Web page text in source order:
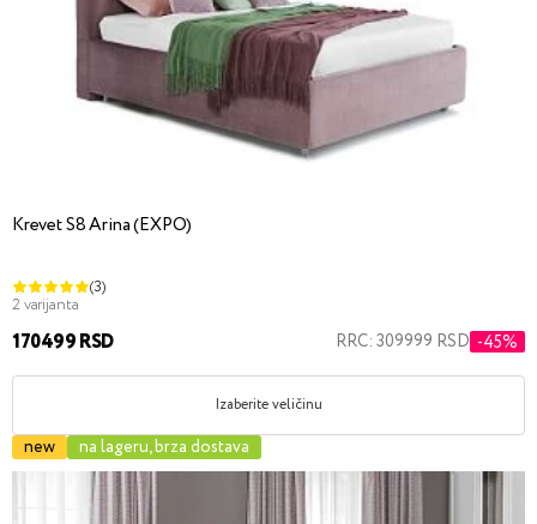
Krevet S8 Arina (EXPO)
(3)
2 varijanta
170499 RSD RRC: 309999 RSD -45%
Izaberite veličinu
new na lageru, brza dostava